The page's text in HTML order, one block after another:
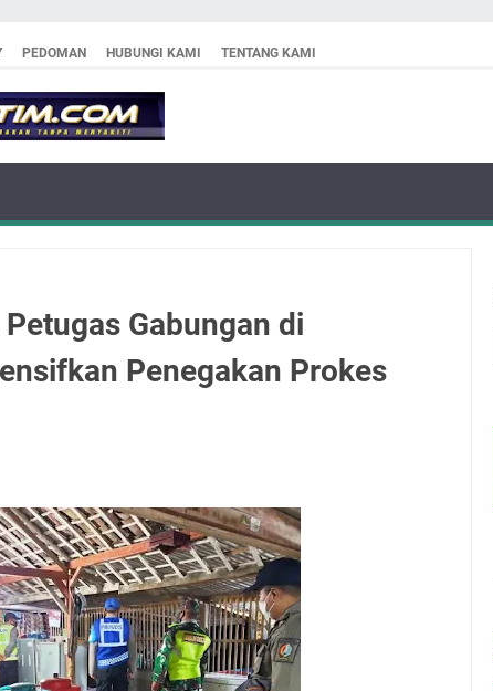
PEDOMAN HUBUNGI KAMI TENTANG KAMI
Gabungan di
Penegakan Prokes